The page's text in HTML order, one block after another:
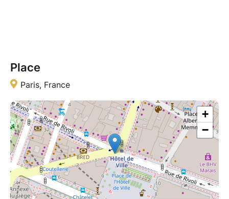
Place
Paris, France
+
−